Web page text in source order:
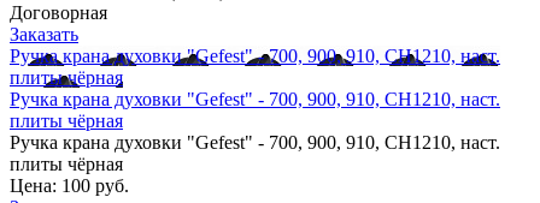
Договорная
Заказать
Ручка крана духовки "Gefest" - 700, 900, 910, СН1210, наст.
плиты чёрная
Ручка крана духовки "Gefest" - 700, 900, 910, СН1210, наст.
плиты чёрная
Ручка крана духовки "Gefest" - 700, 900, 910, СН1210, наст.
плиты чёрная
Цена: 100 руб.